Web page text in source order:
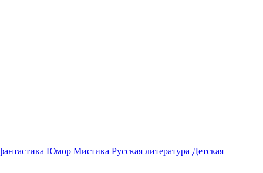
Юмор Мистика Русская литература Детская